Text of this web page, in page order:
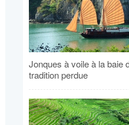
Jonques à voile à la baie
tradition perdue